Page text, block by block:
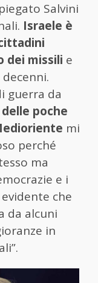
Salvini
Israele è
dei missili e
guerra da
poche
mi
perché
ma
e i
che
da alcuni
in